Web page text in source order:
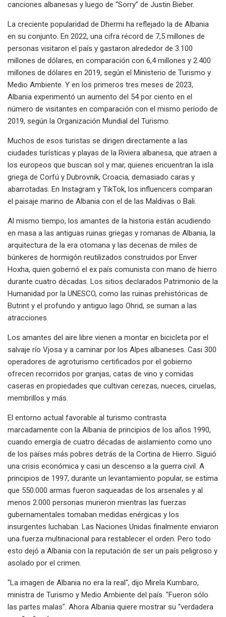
canciones albanesas y luego de “Sorry” de Justin Bieber.
La creciente popularidad de Dhermi ha reflejado la de Albania
en su conjunto. En 2022, una cifra récord de 7,5 millones de
personas visitaron el país y gastaron alrededor de 3.100
millones de dólares, en comparación con 6,4 millones y 2.400
millones de dólares en 2019, según el Ministerio de Turismo y
Medio Ambiente. Y en los primeros tres meses de 2023,
Albania experimentó un aumento del 54 por ciento en el
número de visitantes en comparación con el mismo período de
2019, según la Organización Mundial del Turismo.
Muchos de esos turistas se dirigen directamente a las
ciudades turísticas y playas de la Riviera albanesa, que atraen a
los europeos que buscan sol y mar, quienes encuentran la isla
griega de Corfú y Dubrovnik, Croacia, demasiado caras y
abarrotadas. En Instagram y TikTok, los influencers comparan
el paisaje marino de Albania con el de las Maldivas o Bali.
Al mismo tiempo, los amantes de la historia están acudiendo
en masa a las antiguas ruinas griegas y romanas de Albania, la
arquitectura de la era otomana y las decenas de miles de
búnkeres de hormigón reutilizados construidos por Enver
Hoxha, quien gobernó el ex país comunista con mano de hierro
durante cuatro décadas. Los sitios declarados Patrimonio de la
Humanidad por la UNESCO, como las ruinas prehistóricas de
Butrint y el profundo y antiguo lago Ohrid, se suman a las
atracciones.
Los amantes del aire libre vienen a montar en bicicleta por el
salvaje río Vjosa y a caminar por los Alpes albaneses. Casi 300
operadores de agroturismo certificados por el gobierno
ofrecen recorridos por granjas, catas de vino y comidas
caseras en propiedades que cultivan cerezas, nueces, ciruelas,
membrillos y más.
El entorno actual favorable al turismo contrasta
marcadamente con la Albania de principios de los años 1990,
cuando emergía de cuatro décadas de aislamiento como uno
de los países más pobres detrás de la Cortina de Hierro. Siguió
una crisis económica y casi un descenso a la guerra civil. A
principios de 1997, durante un levantamiento popular, se estima
que 550.000 armas fueron saqueadas de los arsenales y al
menos 2.000 personas murieron mientras las fuerzas
gubernamentales tomaban medidas enérgicas y los
insurgentes luchaban. Las Naciones Unidas finalmente enviaron
una fuerza multinacional para restablecer el orden. Pero todo
esto dejó a Albania con la reputación de ser un país peligroso y
asolado por el crimen.
"La imagen de Albania no era la real", dijo Mirela Kumbaro,
ministra de Turismo y Medio Ambiente del país. "Fueron sólo
las partes malas". Ahora Albania quiere mostrar su “verdadera